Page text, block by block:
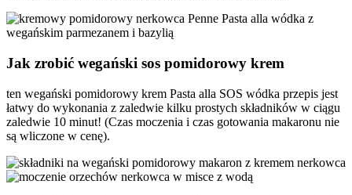
Jak zrobić wegański sos pomidorowy krem
ten wegański pomidorowy krem Pasta alla SOS wódka przepis jest
łatwy do wykonania z zaledwie kilku prostych składników w ciągu
zaledwie 10 minut! (Czas moczenia i czas gotowania makaronu nie
są wliczone w cenę).